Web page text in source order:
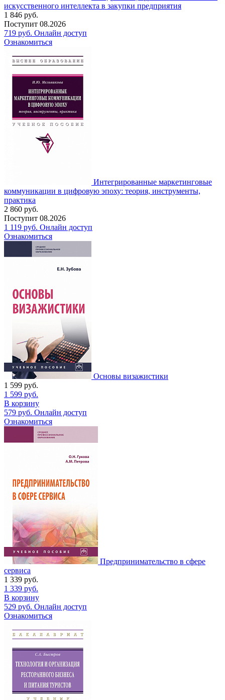
искусственного интеллекта в закупки предприятия
1 846 руб.
Поступит 08.2026
719 руб. Онлайн доступ
Ознакомиться
Интегрированные маркетинговые
коммуникации в цифровую эпоху: теория, инструменты,
практика
2 860 руб.
Поступит 08.2026
1 119 руб. Онлайн доступ
Ознакомиться
Основы визажистики
1 599 руб.
1 599 руб.
В корзину
579 руб. Онлайн доступ
Ознакомиться
Предпринимательство в сфере
сервиса
1 339 руб.
1 339 руб.
В корзину
529 руб. Онлайн доступ
Ознакомиться